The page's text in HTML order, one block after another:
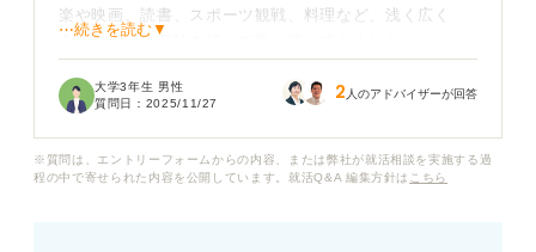
楽や映画、読書、スポーツ観戦、料理など、浅く広く
色々なことに興味を持って取り組んできました。
しかし、面接で「趣味はなんですか？」と聞かれても、
⋯続きを読む▼
大学3年生 男性
質問日： 2025/11/27 2 人のアドバイザーが回答
※質問は、エントリーフォームからの内容、または弊社が就活相談を実施する過
程の中で寄せられた内容を公開しています。就活Q&A 編集方針は こちら